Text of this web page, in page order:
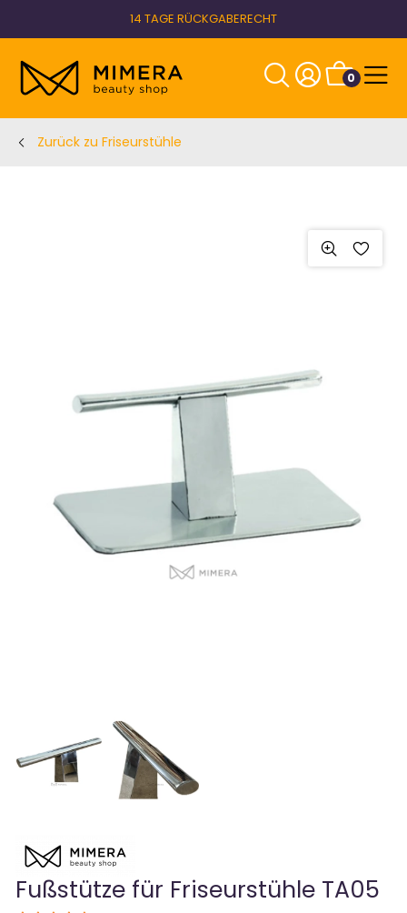
14 TAGE RÜCKGABERECHT
0
Zurück zu Friseurstühle
Fußstütze für Friseurstühle TA05